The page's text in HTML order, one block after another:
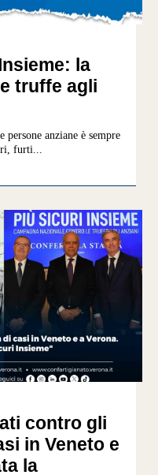
la
truffe agli
persone anziane è sempre
furti...
contro gli
in Veneto e
la